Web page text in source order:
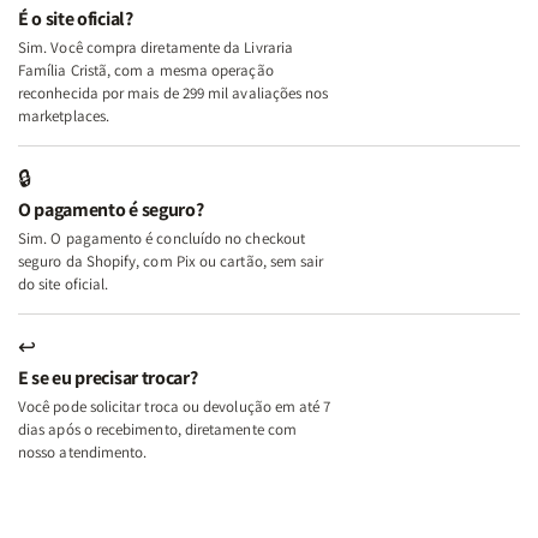
e
Deus
+
A
Mulher
Lar
+
A
Lar
É o site oficial?
Sim. Você compra diretamente da Livraria
Família Cristã, com a mesma operação
reconhecida por mais de 299 mil avaliações nos
marketplaces.
🔒
O pagamento é seguro?
Sim. O pagamento é concluído no checkout
seguro da Shopify, com Pix ou cartão, sem sair
do site oficial.
↩
E se eu precisar trocar?
Você pode solicitar troca ou devolução em até 7
dias após o recebimento, diretamente com
nosso atendimento.